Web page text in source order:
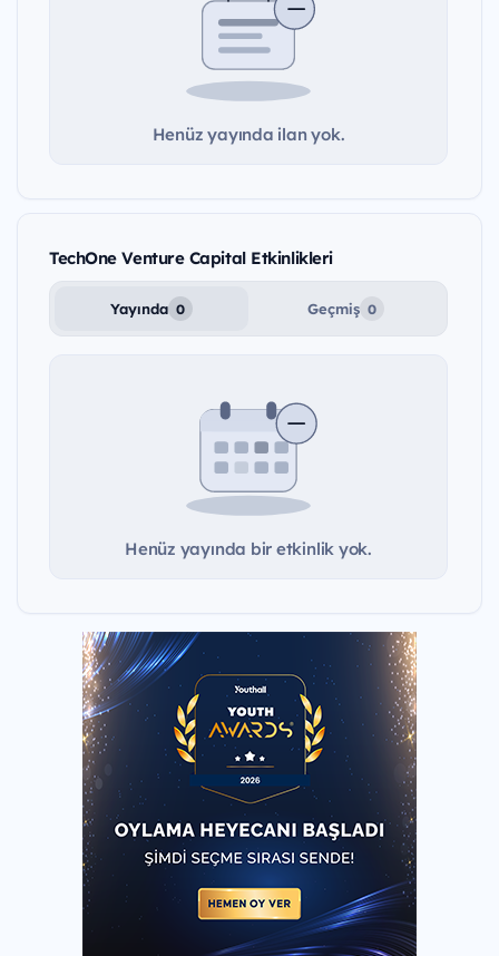
Henüz yayında ilan yok.
TechOne Venture Capital Etkinlikleri
Yayında 0 Geçmiş 0
Henüz yayında bir etkinlik yok.